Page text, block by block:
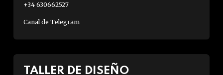
+34 630662527
Canal de Telegram
TALLER DE DISEÑO